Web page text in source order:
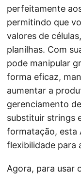
perfeitamente
permitindo que
valores de
planilhas. Com
pode manipular
forma eficaz,
aumentar a
gerenciamento
substituir strings
formatação, esta
flexibilidade para
Agora, para usar